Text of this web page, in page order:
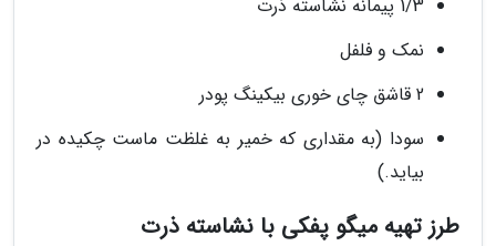
1/3 پیمانه نشاسته ذرت
نمک و فلفل
2 قاشق چای خوری بیکینگ پودر
سودا (به مقداری که خمیر به غلظت ماست چکیده در
بیاید.)
طرز تهیه میگو پفکی با نشاسته ذرت